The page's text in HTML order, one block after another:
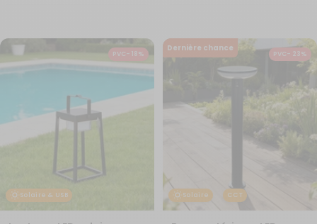
Solaire & USB
PVC- 18%
Solaire CCT
Dernière chance
PVC- 23%